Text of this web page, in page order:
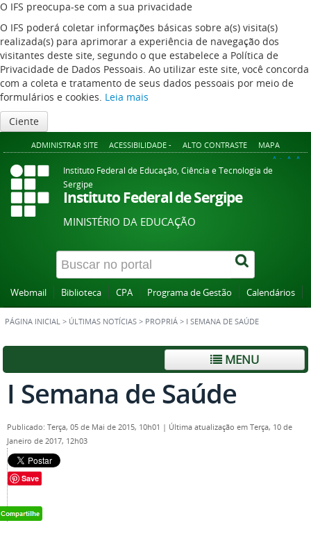
O IFS preocupa-se com a sua privacidade
O IFS poderá coletar informações básicas sobre a(s) visita(s)
realizada(s) para aprimorar a experiência de navegação dos
visitantes deste site, segundo o que estabelece a Política de
Privacidade de Dados Pessoais. Ao utilizar este site, você concorda
com a coleta e tratamento de seus dados pessoais por meio de
formulários e cookies. Leia mais
Ciente
ADMINISTRAR SITE ACESSIBILIDADE - ALTO CONTRASTE MAPA
A+ A A-
Instituto Federal de Educação, Ciência e Tecnologia de
Sergipe
Instituto Federal de Sergipe
MINISTÉRIO DA EDUCAÇÃO
Webmail Biblioteca CPA Programa de Gestão Calendários
PÁGINA INICIAL > ÚLTIMAS NOTÍCIAS > PROPRIÁ > I SEMANA DE SAÚDE
MENU
I Semana de Saúde
Publicado: Terça, 05 de Mai de 2015, 10h01 | Última atualização em Terça, 10 de
Janeiro de 2017, 12h03
Save